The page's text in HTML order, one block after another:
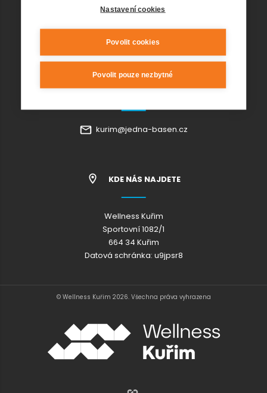
+420 541 420 240
info@wellnesskurim.cz
Wellness Kuřim s.r.o.
KONTAKT RESTAURACE
kurim@jedna-basen.cz
KDE NÁS NAJDETE
Wellness Kuřim
Sportovní 1082/1
664 34 Kuřim
Datová schránka: u9jpsr8
© Wellness Kuřim 2026. Všechna práva vyhrazena
Nastavení cookies
Povolit cookies
Povolit pouze nezbytné